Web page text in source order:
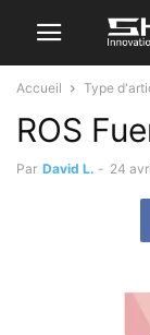
Accueil Type
ROS
Par David L. - 24